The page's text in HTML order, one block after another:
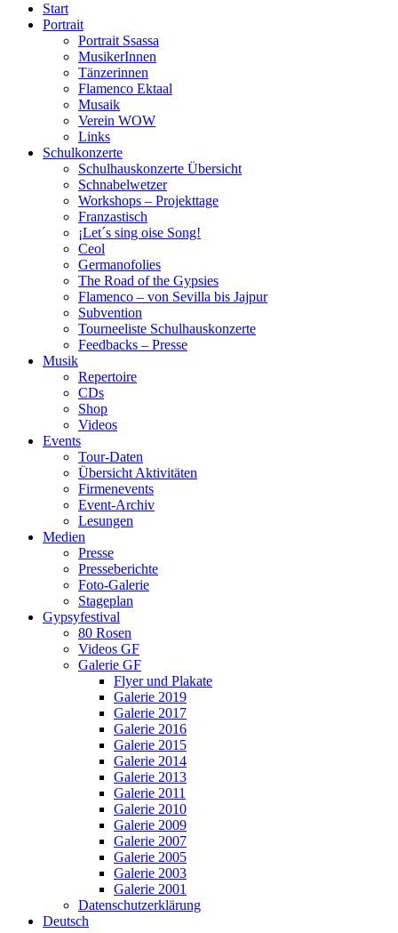
Start
Portrait
Portrait Ssassa
MusikerInnen
Tänzerinnen
Flamenco Ektaal
Musaik
Verein WOW
Links
Schulkonzerte
Schulhauskonzerte Übersicht
Schnabelwetzer
Workshops – Projekttage
Franzastisch
¡Let´s sing oise Song!
Ceol
Germanofolies
The Road of the Gypsies
Flamenco – von Sevilla bis Jajpur
Subvention
Tourneeliste Schulhauskonzerte
Feedbacks – Presse
Musik
Repertoire
CDs
Shop
Videos
Events
Tour-Daten
Übersicht Aktivitäten
Firmenevents
Event-Archiv
Lesungen
Medien
Presse
Presseberichte
Foto-Galerie
Stageplan
Gypsyfestival
80 Rosen
Videos GF
Galerie GF
Flyer und Plakate
Galerie 2019
Galerie 2017
Galerie 2016
Galerie 2015
Galerie 2014
Galerie 2013
Galerie 2011
Galerie 2010
Galerie 2009
Galerie 2007
Galerie 2005
Galerie 2003
Galerie 2001
Datenschutzerklärung
Deutsch